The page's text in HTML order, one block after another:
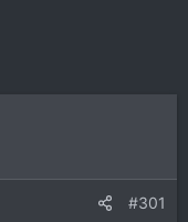
#301